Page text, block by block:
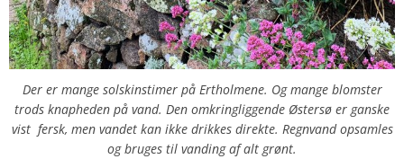
Der er mange solskinstimer på Ertholmene. Og mange blomster
trods knapheden på vand. Den omkringliggende Østersø er ganske
vist fersk, men vandet kan ikke drikkes direkte. Regnvand opsamles
og bruges til vanding af alt grønt.